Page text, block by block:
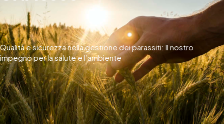
Qualità e sicurezza nella gestione dei parassiti: Il nostro
impegno per la salute e l’ambiente